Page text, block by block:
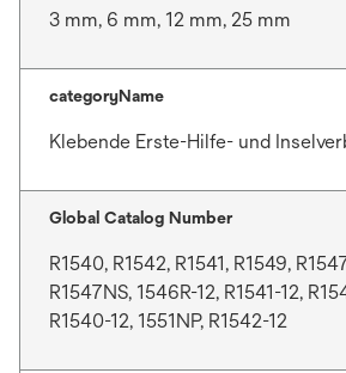
3 mm, 6 mm, 12 mm, 25 mm
categoryName
Klebende Erste-Hilfe- und
Global Catalog Number
R1540, R1542, R1541, R1549,
R1547NS, 1546R-12, R1541-12,
R1540-12, 1551NP, R1542-12